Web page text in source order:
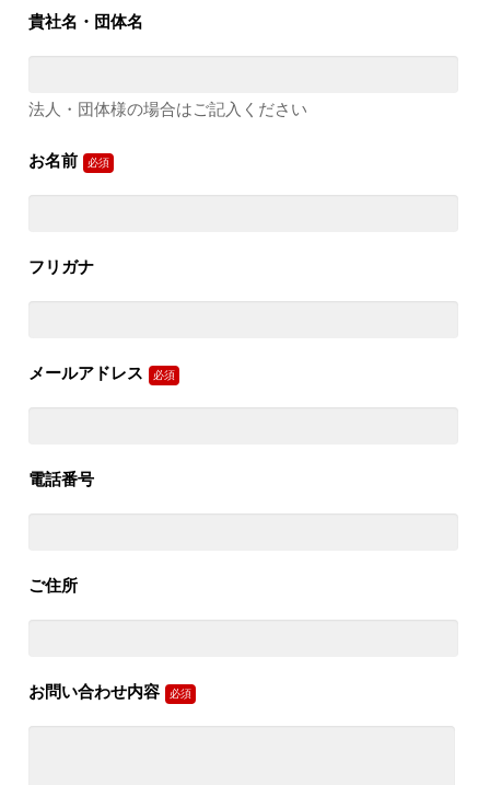
貴社名・団体名
法人・団体様の場合はご記入ください
お名前
フリガナ
メールアドレス
電話番号
ご住所
お問い合わせ内容